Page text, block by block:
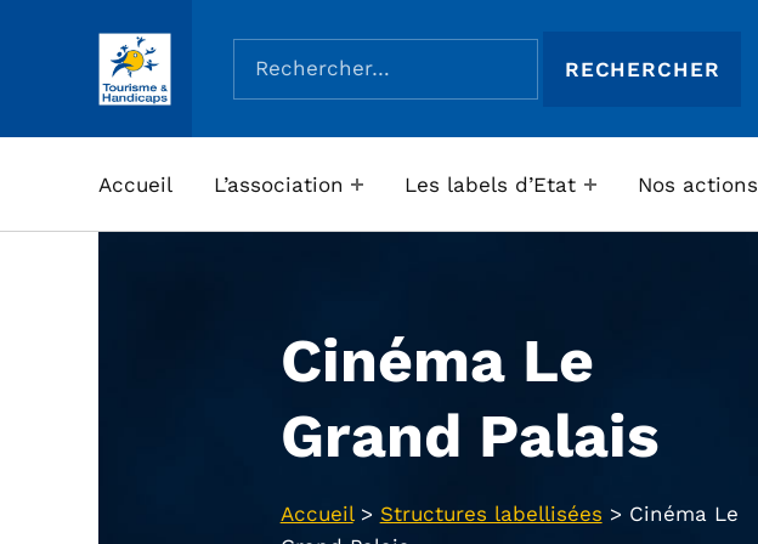
ASSOCIATION TOURISME ET HANDICAPS
Rechercher :
Accueil L’association Les labels d’Etat Nos actions
Cinéma Le
Grand Palais
Accueil> Structures labellisées > Cinéma Le